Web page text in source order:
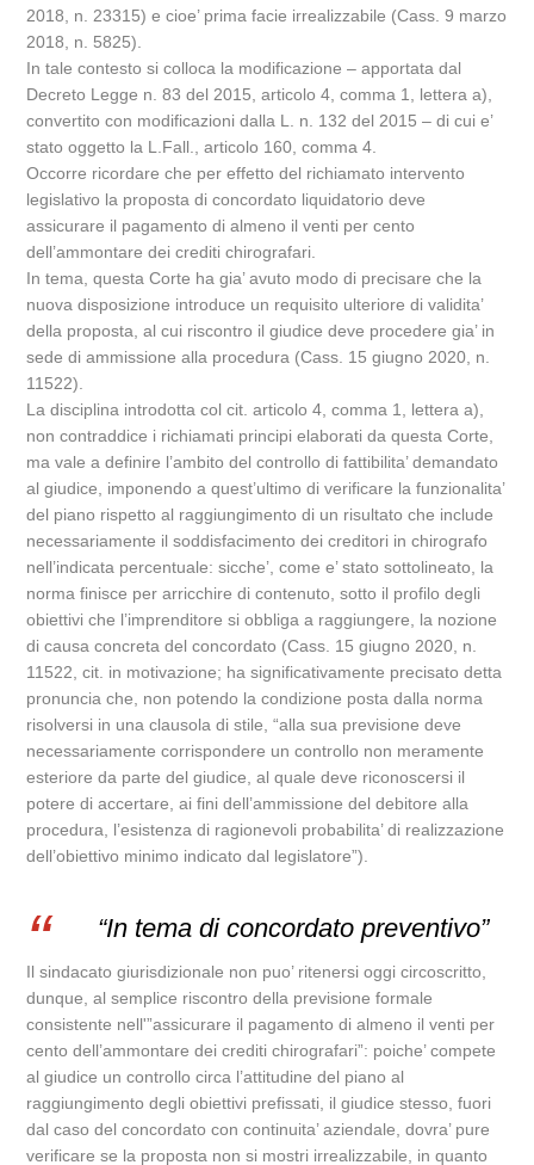
2018, n. 23315) e cioe’ prima facie irrealizzabile (Cass. 9 marzo
2018, n. 5825).
In tale contesto si colloca la modificazione – apportata dal
Decreto Legge n. 83 del 2015, articolo 4, comma 1, lettera a),
convertito con modificazioni dalla L. n. 132 del 2015 – di cui e’
stato oggetto la L.Fall., articolo 160, comma 4.
Occorre ricordare che per effetto del richiamato intervento
legislativo la proposta di concordato liquidatorio deve
assicurare il pagamento di almeno il venti per cento
dell’ammontare dei crediti chirografari.
In tema, questa Corte ha gia’ avuto modo di precisare che la
nuova disposizione introduce un requisito ulteriore di validita’
della proposta, al cui riscontro il giudice deve procedere gia’ in
sede di ammissione alla procedura (Cass. 15 giugno 2020, n.
11522).
La disciplina introdotta col cit. articolo 4, comma 1, lettera a),
non contraddice i richiamati principi elaborati da questa Corte,
ma vale a definire l’ambito del controllo di fattibilita’ demandato
al giudice, imponendo a quest’ultimo di verificare la funzionalita’
del piano rispetto al raggiungimento di un risultato che include
necessariamente il soddisfacimento dei creditori in chirografo
nell’indicata percentuale: sicche’, come e’ stato sottolineato, la
norma finisce per arricchire di contenuto, sotto il profilo degli
obiettivi che l’imprenditore si obbliga a raggiungere, la nozione
di causa concreta del concordato (Cass. 15 giugno 2020, n.
11522, cit. in motivazione; ha significativamente precisato detta
pronuncia che, non potendo la condizione posta dalla norma
risolversi in una clausola di stile, “alla sua previsione deve
necessariamente corrispondere un controllo non meramente
esteriore da parte del giudice, al quale deve riconoscersi il
potere di accertare, ai fini dell’ammissione del debitore alla
procedura, l’esistenza di ragionevoli probabilita’ di realizzazione
dell’obiettivo minimo indicato dal legislatore”).
“In tema di concordato preventivo”
Il sindacato giurisdizionale non puo’ ritenersi oggi circoscritto,
dunque, al semplice riscontro della previsione formale
consistente nell'”assicurare il pagamento di almeno il venti per
cento dell’ammontare dei crediti chirografari”: poiche’ compete
al giudice un controllo circa l’attitudine del piano al
raggiungimento degli obiettivi prefissati, il giudice stesso, fuori
dal caso del concordato con continuita’ aziendale, dovra’ pure
verificare se la proposta non si mostri irrealizzabile, in quanto